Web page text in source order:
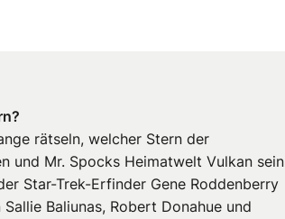
rätseln, welcher Stern der
und Mr. Spocks Heimatwelt Vulkan sein
Star-Trek-Erfinder Gene Roddenberry
Baliunas, Robert Donahue und